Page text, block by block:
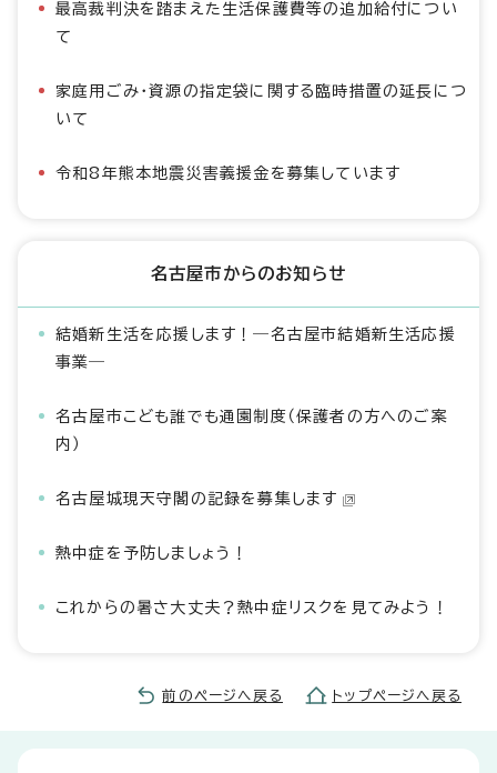
最高裁判決を踏まえた生活保護費等の追加給付につい
て
家庭用ごみ・資源の指定袋に関する臨時措置の延長につ
いて
令和8年熊本地震災害義援金を募集しています
名古屋市からのお知らせ
結婚新生活を応援します！―名古屋市結婚新生活応援
事業―
名古屋市こども誰でも通園制度（保護者の方へのご案
内）
名古屋城現天守閣の記録を募集します
熱中症を予防しましょう！
これからの暑さ大丈夫？熱中症リスクを見てみよう！
前のページへ戻る トップページへ戻る